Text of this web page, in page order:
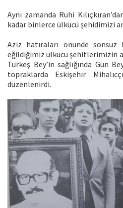
Aynı zamanda Ruhi
kadar binlerce ülkücü şehidimizi
Aziz hatıraları önünde
eğildiğimiz ülkücü şehitlerimizin
Türkeş Bey’in sağlığında Gün
topraklarda Eskişehir
düzenlenirdi.